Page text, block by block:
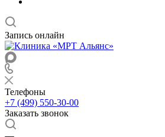
Запись онлайн
Телефоны
+7 (499) 550-30-00
Заказать звонок